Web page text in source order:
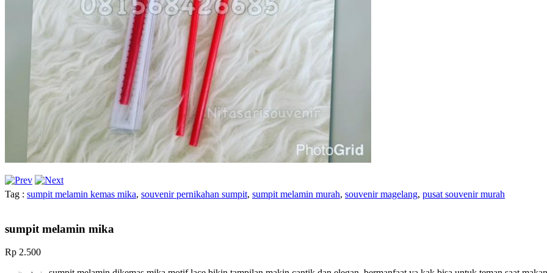
Tag : sumpit melamin kemas mika, souvenir pernikahan sumpit, sumpit melamin murah, souvenir magelang, pusat souvenir murah
sumpit melamin mika
Rp 2.500